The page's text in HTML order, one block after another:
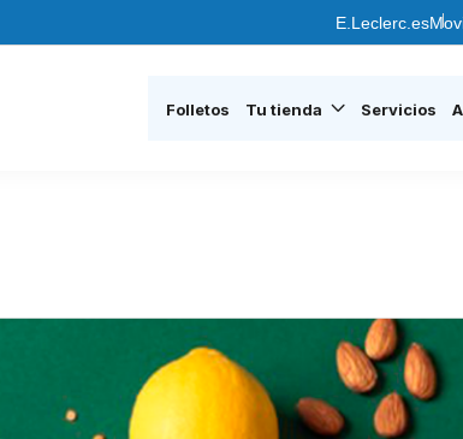
E.Leclerc.es
Folletos Tu tienda Servicios